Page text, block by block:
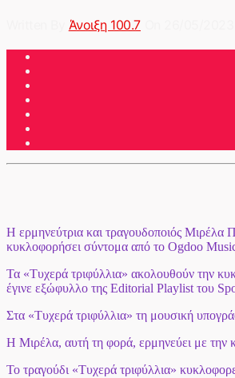
Άνοιξη 100.7On 26/05/2023
Η ερμηνεύτρια και τραγουδοποιός Μιρέλα
κυκλοφορήσει σύντομα από το Ogdoo
Τα «Τυχερά τριφύλλια» ακολουθούν την
έγινε εξώφυλλο της Editorial Playlist του
Στα «Τυχερά τριφύλλια» τη μουσική
Η Μιρέλα, αυτή τη φορά, ερμηνεύει με την
Το τραγούδι «Τυχερά τριφύλλια»